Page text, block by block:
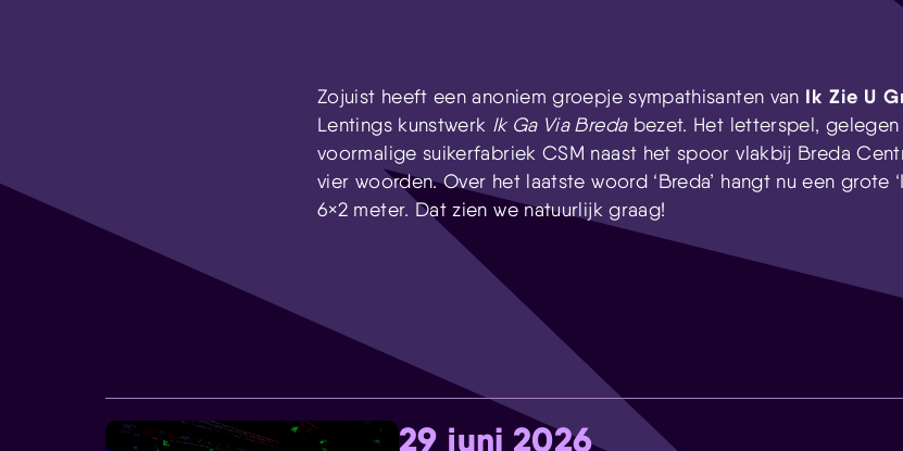
Zojuist heeft een anoniem groepje sympathisanten van Ik Zie U
Lentings kunstwerk Ik Ga Via Bredabezet. Het letterspel,
voormalige suikerfabriek CSM naast het spoor vlakbij Breda
vier woorden. Over het laatste woord ‘Breda’ hangt nu een grote
6×2 meter. Dat zien we natuurlijk graag!
29 juni 2026